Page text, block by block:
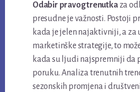
Odabir pravog trenutkaza
presudne je važnosti. Postoji
kada je jelen najaktivniji, a za
marketinške strategije, to
kada su ljudi najspremniji da
poruku. Analiza trenutnih
sezonskih promjena i